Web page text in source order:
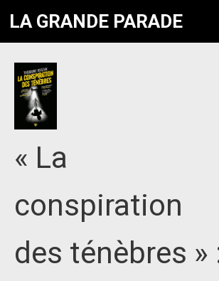
LA GRANDE PARADE
« La
conspiration
des ténèbres »